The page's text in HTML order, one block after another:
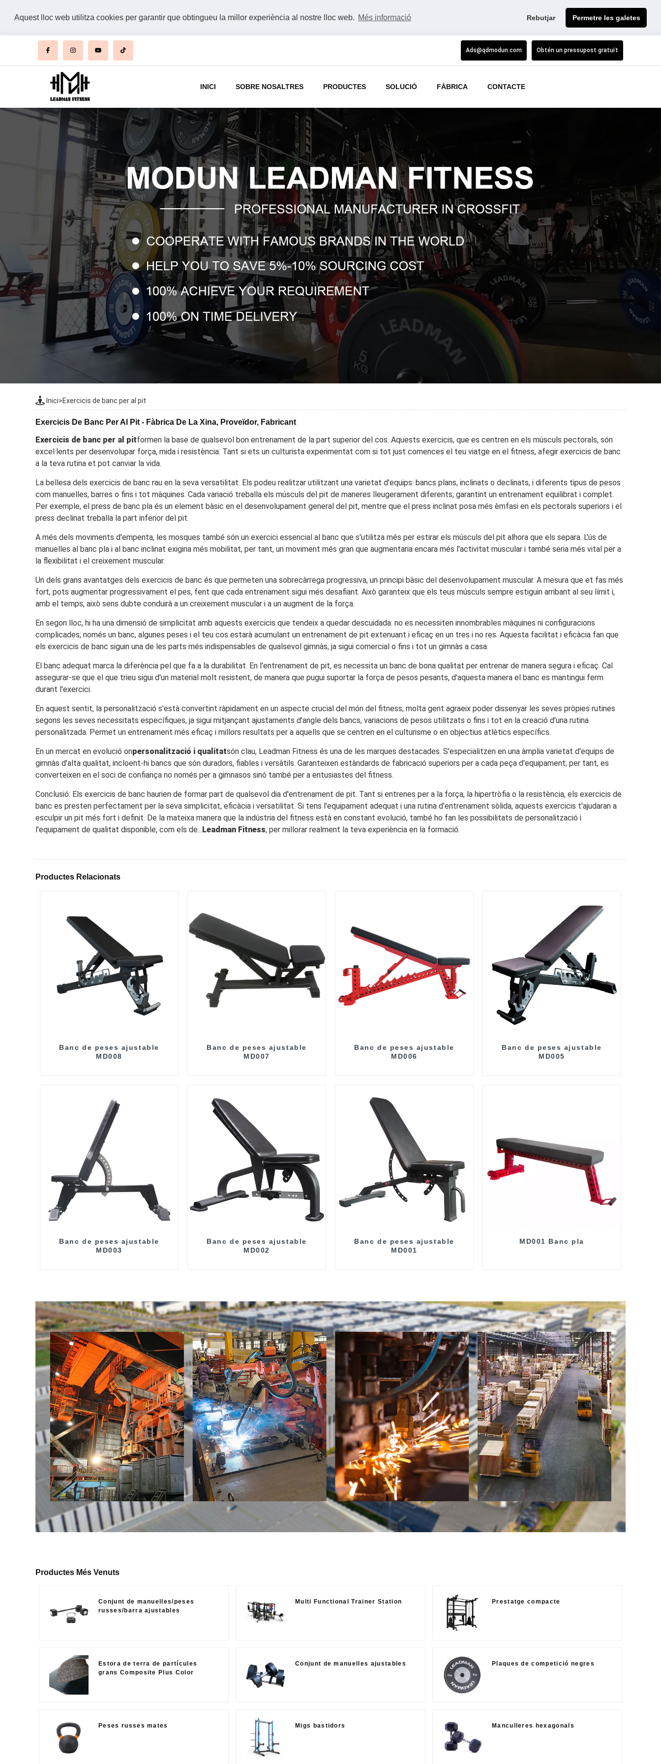
Aquest lloc web utilitza cookies per garantir que obtingueu la millor experiència al nostre lloc web. Més informació Rebutjar Permetre les galetes
Ads@qdmodun.com Obtén un pressupost gratuït
INICI SOBRE NOSALTRES PRODUCTES SOLUCIÓ FÀBRICA CONTACTE
Inici>Exercicis de banc per al pit
Exercicis De Banc Per Al Pit - Fàbrica De La Xina, Proveïdor, Fabricant
Exercicis de banc per al pitformen la base de qualsevol bon entrenament de la part superior del cos. Aquests exercicis, que es centren en els músculs pectorals, són
excel·lents per desenvolupar força, mida i resistència. Tant si ets un culturista experimentat com si tot just comences el teu viatge en el fitness, afegir exercicis de banc
a la teva rutina et pot canviar la vida.
La bellesa dels exercicis de banc rau en la seva versatilitat. Els podeu realitzar utilitzant una varietat d'equips: bancs plans, inclinats o declinats, i diferents tipus de pesos
com manuelles, barres o fins i tot màquines. Cada variació treballa els músculs del pit de maneres lleugerament diferents, garantint un entrenament equilibrat i complet.
Per exemple, el press de banc pla és un element bàsic en el desenvolupament general del pit, mentre que el press inclinat posa més èmfasi en els pectorals superiors i el
press declinat treballa la part inferior del pit.
A més dels moviments d'empenta, les mosques també són un exercici essencial al banc que s'utilitza més per estirar els músculs del pit alhora que els separa. L'ús de
manuelles al banc pla i al banc inclinat exigiria més mobilitat, per tant, un moviment més gran que augmentaria encara més l'activitat muscular i també seria més vital per a
la flexibilitat i el creixement muscular.
Un dels grans avantatges dels exercicis de banc és que permeten una sobrecàrrega progressiva, un principi bàsic del desenvolupament muscular. A mesura que et fas més
fort, pots augmentar progressivament el pes, fent que cada entrenament sigui més desafiant. Això garanteix que els teus músculs sempre estiguin arribant al seu límit i,
amb el temps, això sens dubte conduirà a un creixement muscular i a un augment de la força.
En segon lloc, hi ha una dimensió de simplicitat amb aquests exercicis que tendeix a quedar descuidada: no es necessiten innombrables màquines ni configuracions
complicades; només un banc, algunes peses i el teu cos estarà acumulant un entrenament de pit extenuant i eficaç en un tres i no res. Aquesta facilitat i eficàcia fan que
els exercicis de banc siguin una de les parts més indispensables de qualsevol gimnàs, ja sigui comercial o fins i tot un gimnàs a casa.
El banc adequat marca la diferència pel que fa a la durabilitat. En l'entrenament de pit, es necessita un banc de bona qualitat per entrenar de manera segura i eficaç. Cal
assegurar-se que el que trieu sigui d'un material molt resistent, de manera que pugui suportar la força de pesos pesants, d'aquesta manera el banc es mantingui ferm
durant l'exercici.
En aquest sentit, la personalització s'està convertint ràpidament en un aspecte crucial del món del fitness; molta gent agraeix poder dissenyar les seves pròpies rutines
segons les seves necessitats específiques, ja sigui mitjançant ajustaments d'angle dels bancs, variacions de pesos utilitzats o fins i tot en la creació d'una rutina
personalitzada. Permet un entrenament més eficaç i millors resultats per a aquells que se centren en el culturisme o en objectius atlètics específics.
En un mercat en evolució onpersonalització i qualitatsón clau, Leadman Fitness és una de les marques destacades. S'especialitzen en una àmplia varietat d'equips de
gimnàs d'alta qualitat, incloent-hi bancs que són duradors, fiables i versàtils. Garanteixen estàndards de fabricació superiors per a cada peça d'equipament; per tant, es
converteixen en el soci de confiança no només per a gimnasos sinó també per a entusiastes del fitness.
Conclusió: Els exercicis de banc haurien de formar part de qualsevol dia d'entrenament de pit. Tant si entrenes per a la força, la hipertròfia o la resistència, els exercicis de
banc es presten perfectament per la seva simplicitat, eficàcia i versatilitat. Si tens l'equipament adequat i una rutina d'entrenament sòlida, aquests exercicis t'ajudaran a
esculpir un pit més fort i definit. De la mateixa manera que la indústria del fitness està en constant evolució, també ho fan les possibilitats de personalització i
l'equipament de qualitat disponible, com els de... Leadman Fitness, per millorar realment la teva experiència en la formació.
Productes Relacionats
Banc de peses ajustable
MD008
Banc de peses ajustable
MD007
Banc de peses ajustable
MD006
Banc de peses ajustable
MD005
Banc de peses ajustable
MD003
Banc de peses ajustable
MD002
Banc de peses ajustable
MD001
MD001 Banc pla
Productes Més Venuts
Conjunt de manuelles/peses
russes/barra ajustables
Multi Functional Trainer Station Prestatge compacte
Estora de terra de partícules
grans Composite Plus Color
Conjunt de manuelles ajustables Plaques de competició negres
Peses russes mates Migs bastidors Manculleres hexagonals